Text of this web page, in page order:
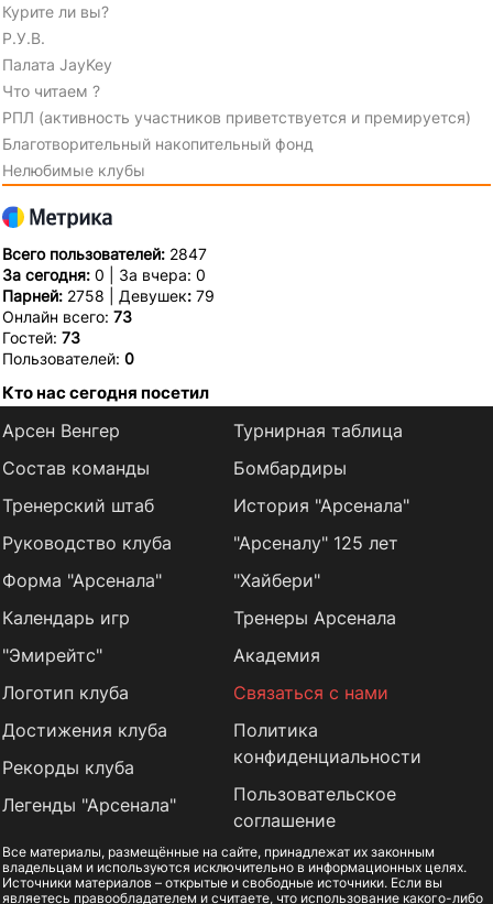
Курите ли вы?
Р.У.В.
Палата JayKey
Что читаем ?
РПЛ (активность участников приветствуется и премируется)
Благотворительный накопительный фонд
Нелюбимые клубы
Всего пользователей: 2847
За сегодня: 0 | За вчера: 0
Парней: 2758 | Девушек: 79
Онлайн всего: 73
Гостей: 73
Пользователей: 0
Кто нас сегодня посетил
Арсен Венгер
Состав команды
Тренерский штаб
Руководство клуба
Форма "Арсенала"
Календарь игр
Турнирная таблица
Бомбардиры
История "Арсенала"
"Арсеналу" 125 лет
"Хайбери"
Тренеры Арсенала
"Эмирейтс"
Логотип клуба
Достижения клуба
Рекорды клуба
Легенды "Арсенала"
Академия
Связаться с нами
Политика
конфиденциальности
Пользовательское
соглашение
Все материалы, размещённые на сайте, принадлежат их законным
владельцам и используются исключительно в информационных целях.
Источники материалов – открытые и свободные источники. Если вы
являетесь правообладателем и считаете, что использование какого-либо